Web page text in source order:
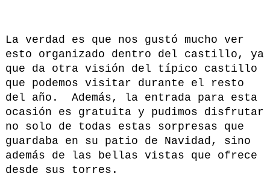
La verdad es que nos gustó mucho ver
esto organizado dentro del castillo, ya
que da otra visión del típico castillo
que podemos visitar durante el resto
del año. Además, la entrada para esta
ocasión es gratuita y pudimos disfrutar
no solo de todas estas sorpresas que
guardaba en su patio de Navidad, sino
además de las bellas vistas que ofrece
desde sus torres.